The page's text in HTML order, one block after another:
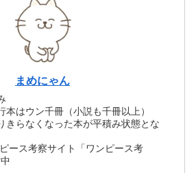
まめにゃん
本はウン千冊（小説も千冊以上）
きらなくなった本が平積み状態とな
ース考察サイト「ワンピース考